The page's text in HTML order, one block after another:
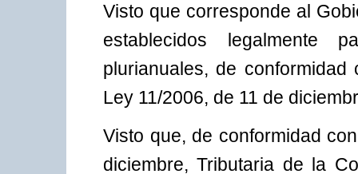
Visto que corresponde al
establecidos legalmente
plurianuales, de
Ley 11/2006, de 11 de
Visto que, de conformidad
diciembre, Tributaria de la